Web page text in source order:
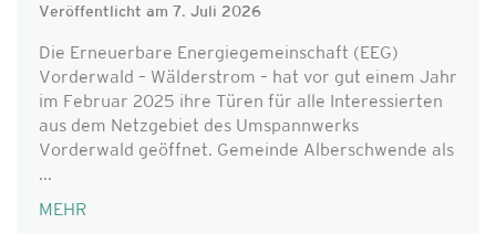
Veröffentlicht am 7. Juli 2026
Die Erneuerbare Energiegemeinschaft (EEG)
Vorderwald – Wälderstrom – hat vor gut einem Jahr
im Februar 2025 ihre Türen für alle Interessierten
aus dem Netzgebiet des Umspannwerks
Vorderwald geöffnet. Gemeinde Alberschwende als
...
MEHR